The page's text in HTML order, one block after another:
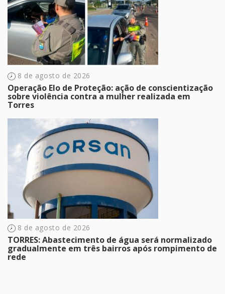
8 de agosto de 2026
Operação Elo de Proteção: ação de conscientização
sobre violência contra a mulher realizada em
Torres
8 de agosto de 2026
TORRES: Abastecimento de água será normalizado
gradualmente em três bairros após rompimento de
rede